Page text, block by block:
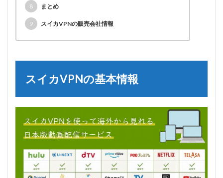
8 まとめ
9 スイカVPNの販売会社情報
スイカVPNの基本情報